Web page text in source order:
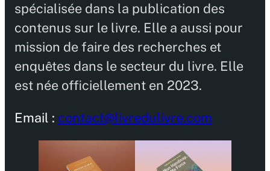
spécialisée dans la publication des
contenus sur le livre. Elle a aussi pour
mission de faire des recherches et
enquêtes dans le secteur du livre. Elle
est née officiellement en 2023.
Email : contact@livredulivre.com